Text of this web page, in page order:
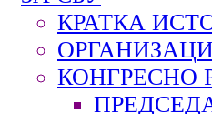
КРАТКА
КОНГРЕСНО